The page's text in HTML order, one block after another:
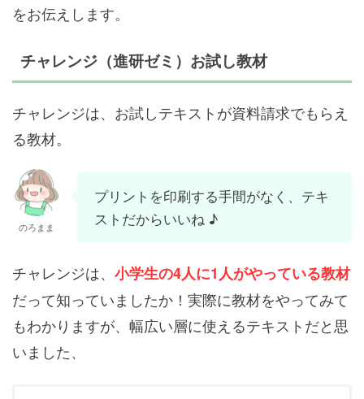
をお伝えします。
チャレンジ（進研ゼミ）お試し教材
チャレンジは、お試しテキストが資料請求でもらえ
る教材。
のろまま
プリントを印刷する手間がなく、テキ
ストだからいいね ♪
チャレンジは、 小学生の4人に1人がやっている教材
だって知っていましたか！実際に教材をやってみて
もわかりますが、幅広い層に使えるテキストだと思
いました、